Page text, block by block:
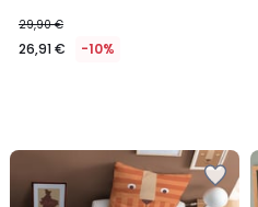
29,90 €
26,91 € -10%